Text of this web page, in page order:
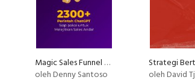
Magic Sales Funnel ChatGPT
oleh Denny Santoso
Strategi
oleh David